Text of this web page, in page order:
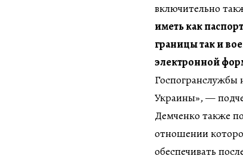
включительно
иметь как
границы так и
электронной
Госпогранслужбы
Украины», —
Демченко также
отношении
обеспечивать